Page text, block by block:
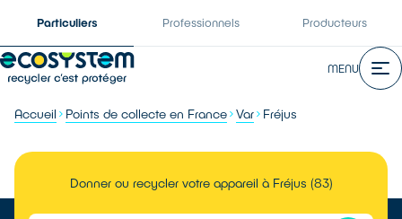
Particuliers Professionnels Producteurs
MENU
Accueil Points de collecte en France Var Fréjus
Donner ou recycler votre appareil à Fréjus (83)